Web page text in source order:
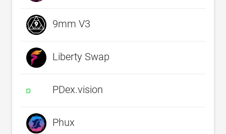
9mm V3
Liberty Swap
PDex.vision
Phux